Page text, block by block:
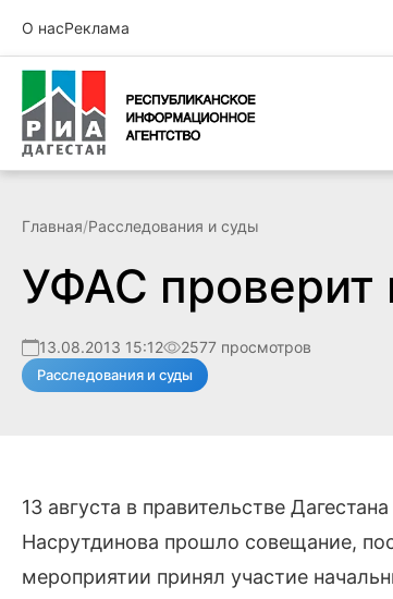
О насРеклама
Главная/Расследования и суды
УФАС проверит
13.08.2013 15:12 2577 просмотров
Расследования и суды
13 августа в правительстве
Насрутдинова прошло совещание,
мероприятии принял участие